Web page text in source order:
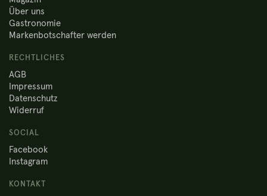
Über uns
Gastronomie
Markenbotschafter werden
RECHTLICHES
AGB
Impressum
Datenschutz
Widerruf
SOCIAL
Facebook
Instagram
KONTAKT